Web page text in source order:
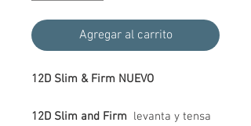
Agregar al carrito
12D Slim & Firm NUEVO
12D Slim and Firm levanta y tensa